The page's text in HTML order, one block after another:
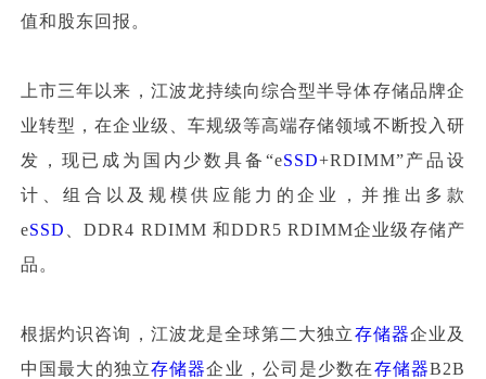
值和股东回报。
上市三年以来，江波龙持续向综合型半导体存储品牌企
业转型，在企业级、车规级等高端存储领域不断投入研
发，现已成为国内少数具备“eSSD+RDIMM”产品设
计、组合以及规模供应能力的企业，并推出多款
eSSD
、DDR4 RDIMM 和DDR5 RDIMM企业级存储产
品。
根据灼识咨询，江波龙是全球第二大独立存储器企业及
中国最大的独立存储器企业，公司是少数在存储器B2B